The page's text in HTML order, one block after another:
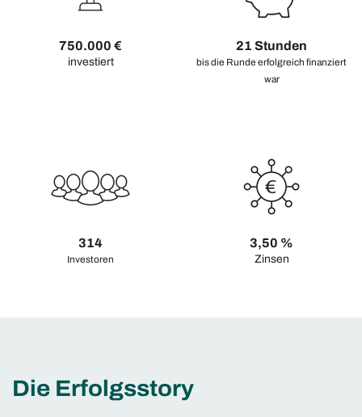
750.000 €
investiert
21 Stunden
bis die Runde erfolgreich finanziert
war
314
Investoren
3,50 %
Zinsen
Die Erfolgsstory